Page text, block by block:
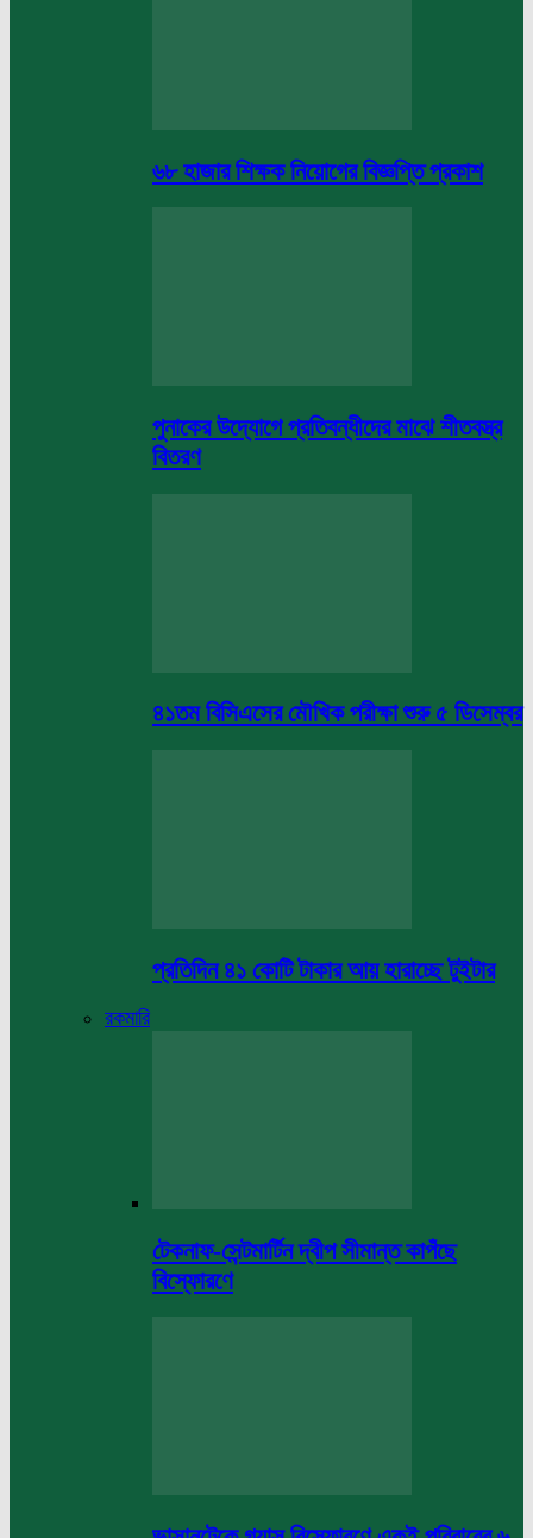
৬৮ হাজার শিক্ষক নিয়োগের বিজ্ঞপ্তি প্রকাশ
পুনাকের উদ্যোগে প্রতিবন্ধীদের মাঝে শীতবস্ত্র
বিতরণ
৪১তম বিসিএসের মৌখিক পরীক্ষা শুরু ৫ ডিসেম্বর
প্রতিদিন ৪১ কোটি টাকার আয় হারাচ্ছে টুইটার
রকমারি
টেকনাফ-সেন্টমার্টিন দ্বীপ সীমান্ত কাপঁছে
বিস্ফোরণে